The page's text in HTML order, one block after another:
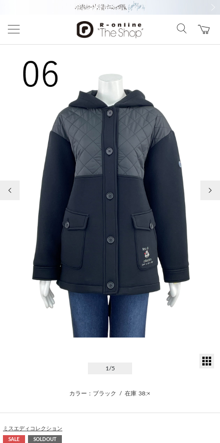
1 /5
カラー：ブラック / 在庫 38:×
ミスエディコレクション
SALE SOLDOUT